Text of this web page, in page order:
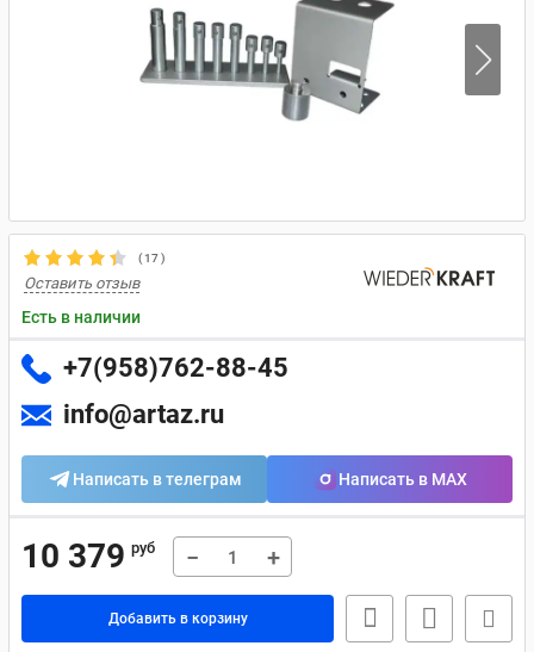
(17)
Оставить отзыв
Есть в наличии
+7(958)762-88-45
info@artaz.ru
Написать в телеграм Написать в MAX
10 379 руб − +
Добавить в корзину